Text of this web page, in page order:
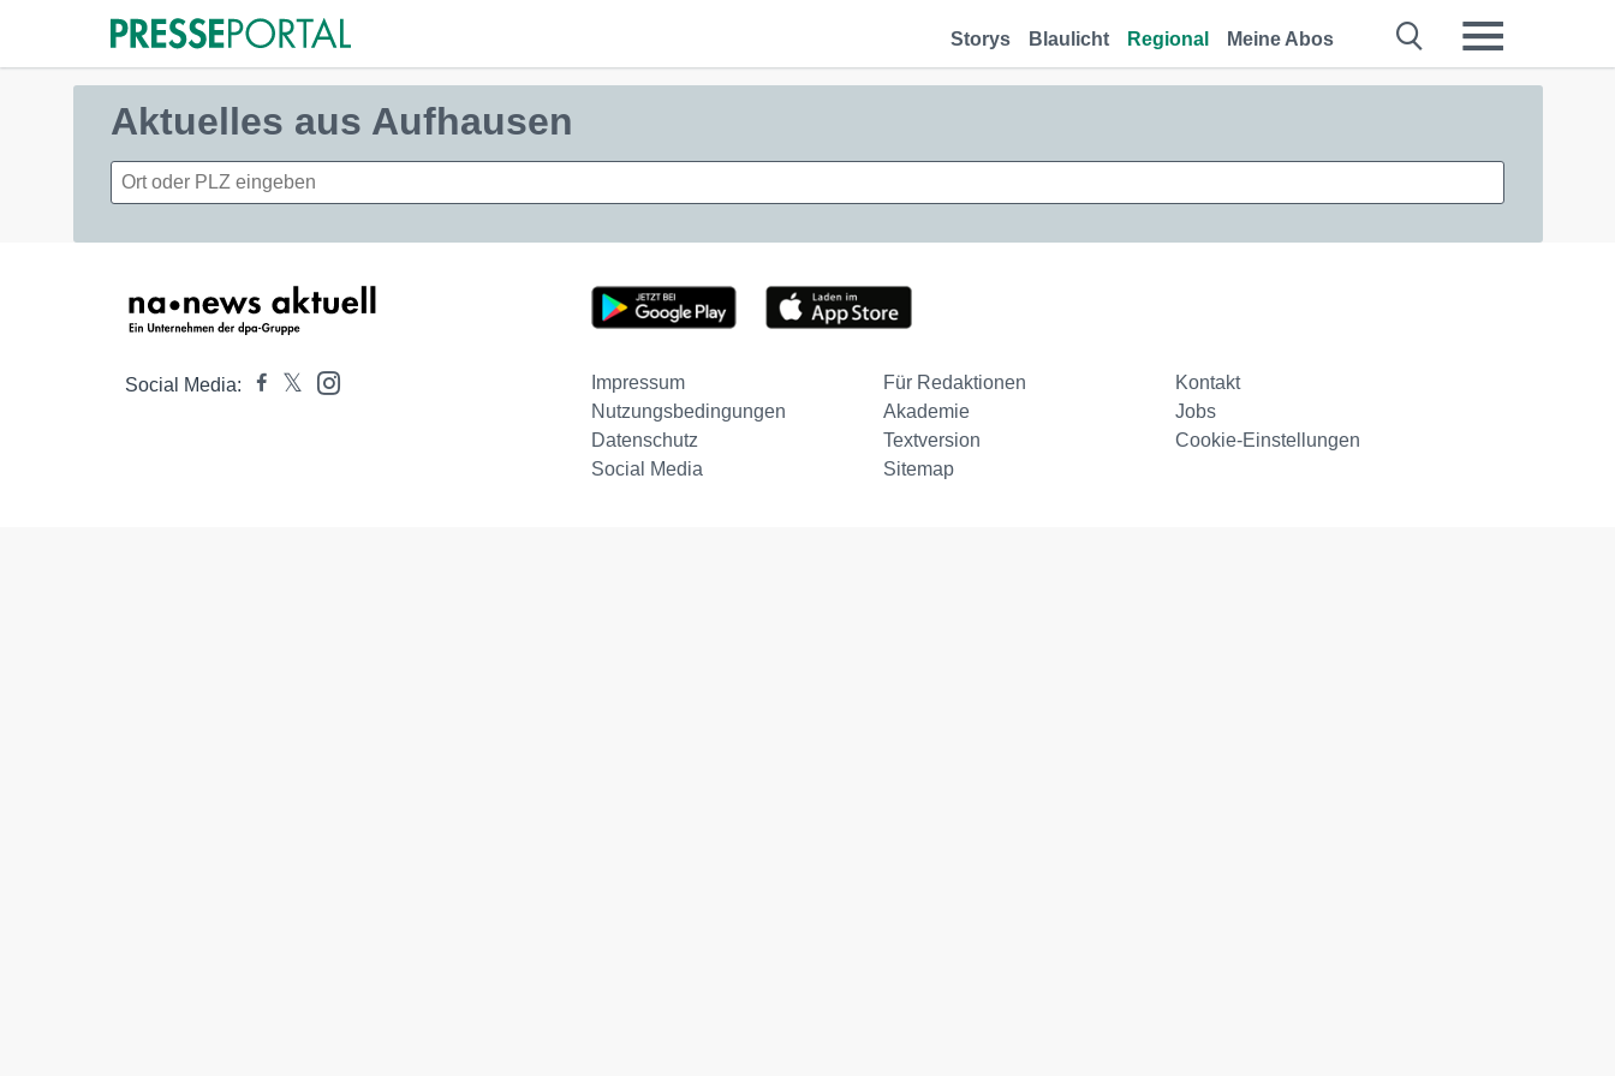
Storys Blaulicht Regional Meine Abos
Aktuelles aus Aufhausen
Social Media: Impressum Für Redaktionen
Kontakt
Nutzungsbedingungen
Akademie
Jobs
Datenschutz
Textversion
Cookie-Einstellungen
Social Media
Sitemap